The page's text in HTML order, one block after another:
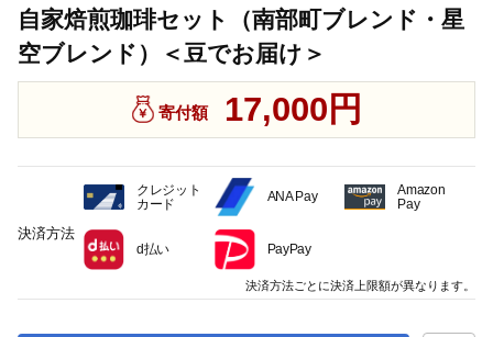
自家焙煎珈琲セット（南部町ブレンド・星
空ブレンド）＜豆でお届け＞
寄付額 17,000円
決済方法
クレジット
カード
ANA Pay
Amazon
Pay
d払い PayPay
決済方法ごとに決済上限額が異なります。